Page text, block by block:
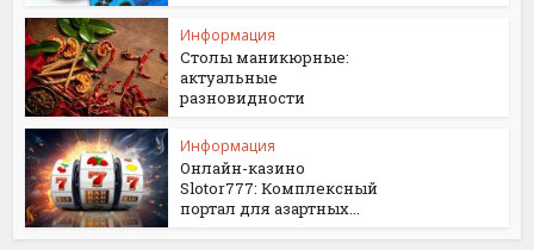
Информация
Столы маникюрные:
актуальные
разновидности
Информация
Онлайн-казино
Slotor777: Комплексный
портал для азартных...